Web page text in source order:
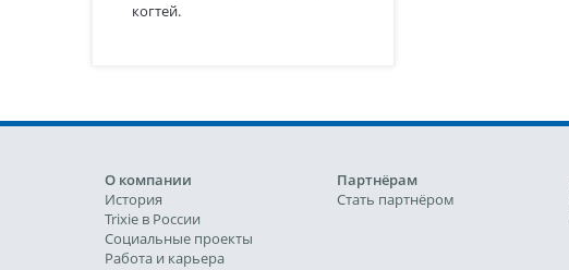
когтей.
О компании
История
Trixie в России
Социальные проекты
Работа и карьера
Партнёрам
Стать партнёром